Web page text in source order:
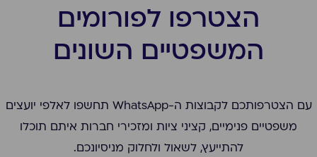
הצטרפו לפורומים
המשפטיים השונים
עם הצטרפותכם לקבוצות ה-WhatsApp תחשפו לאלפי יועצים
משפטיים פנימיים, קציני ציות ומזכירי חברות איתם תוכלו
להתייעץ, לשאול ולחלוק מניסיונכם.